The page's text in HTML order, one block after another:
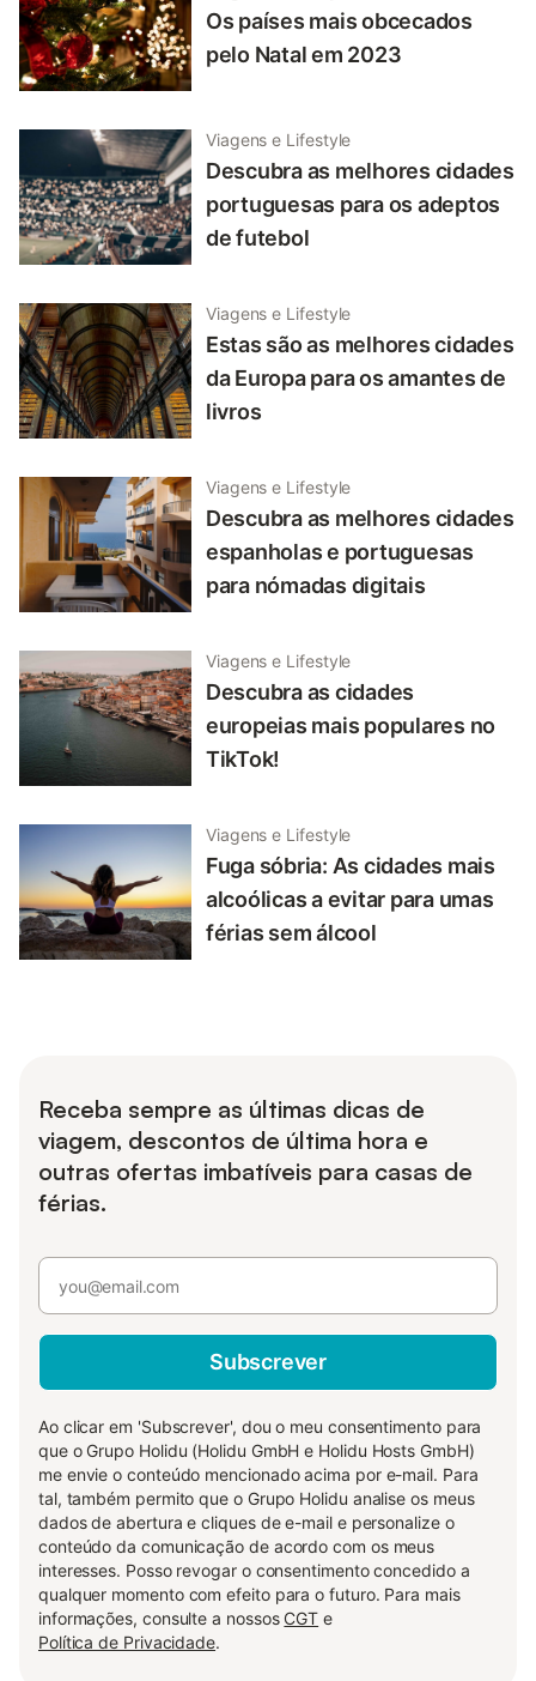
Os países mais obcecados
pelo Natal em 2023
Viagens e Lifestyle
Descubra as melhores cidades
portuguesas para os adeptos
de futebol
Viagens e Lifestyle
Estas são as melhores cidades
da Europa para os amantes de
livros
Viagens e Lifestyle
Descubra as melhores cidades
espanholas e portuguesas
para nómadas digitais
Viagens e Lifestyle
Descubra as cidades
europeias mais populares no
TikTok!
Viagens e Lifestyle
Fuga sóbria: As cidades mais
alcoólicas a evitar para umas
férias sem álcool
Receba sempre as últimas dicas de
viagem, descontos de última hora e
outras ofertas imbatíveis para casas de
férias.
Subscrever
Ao clicar em 'Subscrever', dou o meu consentimento para
que o Grupo Holidu (Holidu GmbH e Holidu Hosts GmbH)
me envie o conteúdo mencionado acima por e-mail. Para
tal, também permito que o Grupo Holidu analise os meus
dados de abertura e cliques de e-mail e personalize o
conteúdo da comunicação de acordo com os meus
interesses. Posso revogar o consentimento concedido a
qualquer momento com efeito para o futuro. Para mais
informações, consulte a nossos CGT e
Política de Privacidade.